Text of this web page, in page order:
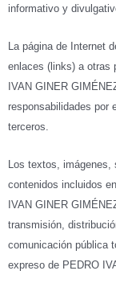
informativo y
La página de Internet
enlaces (links) a
IVAN GINER
responsabilidades por
terceros.
Los textos,
contenidos incluidos
IVAN GINER
transmisión,
comunicación pública
expreso de PEDRO